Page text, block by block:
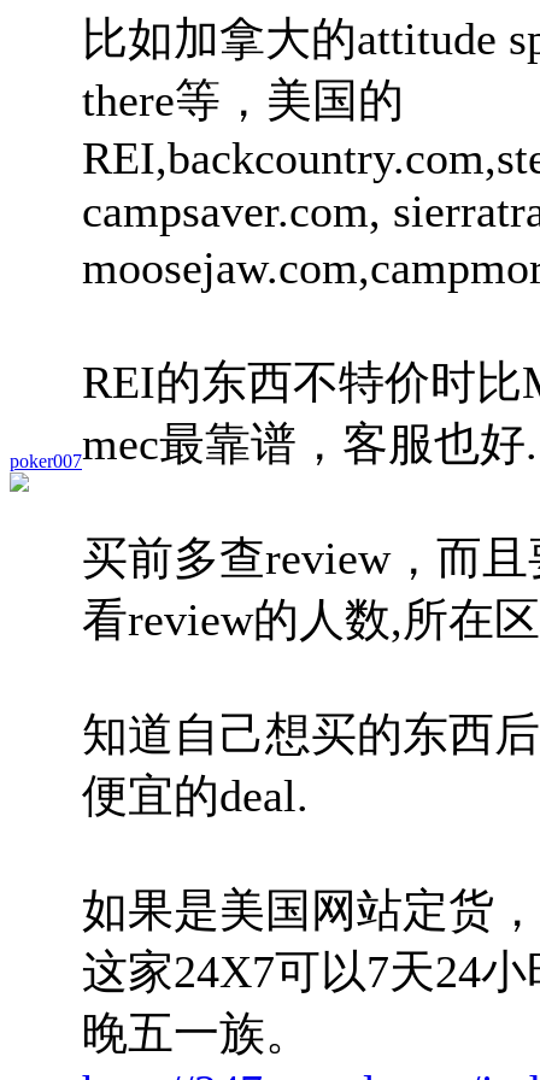
poker007
比如加拿大的attitude
there等，美国的
campsaver.com,
REI的东西不特价时
mec最靠谱，客服也好.
买前多查review，而
看review的人数,所在
知道自己想买的东西
便宜的deal.
如果是美国网站定货
这家24X7可以7天24
晚五一族。